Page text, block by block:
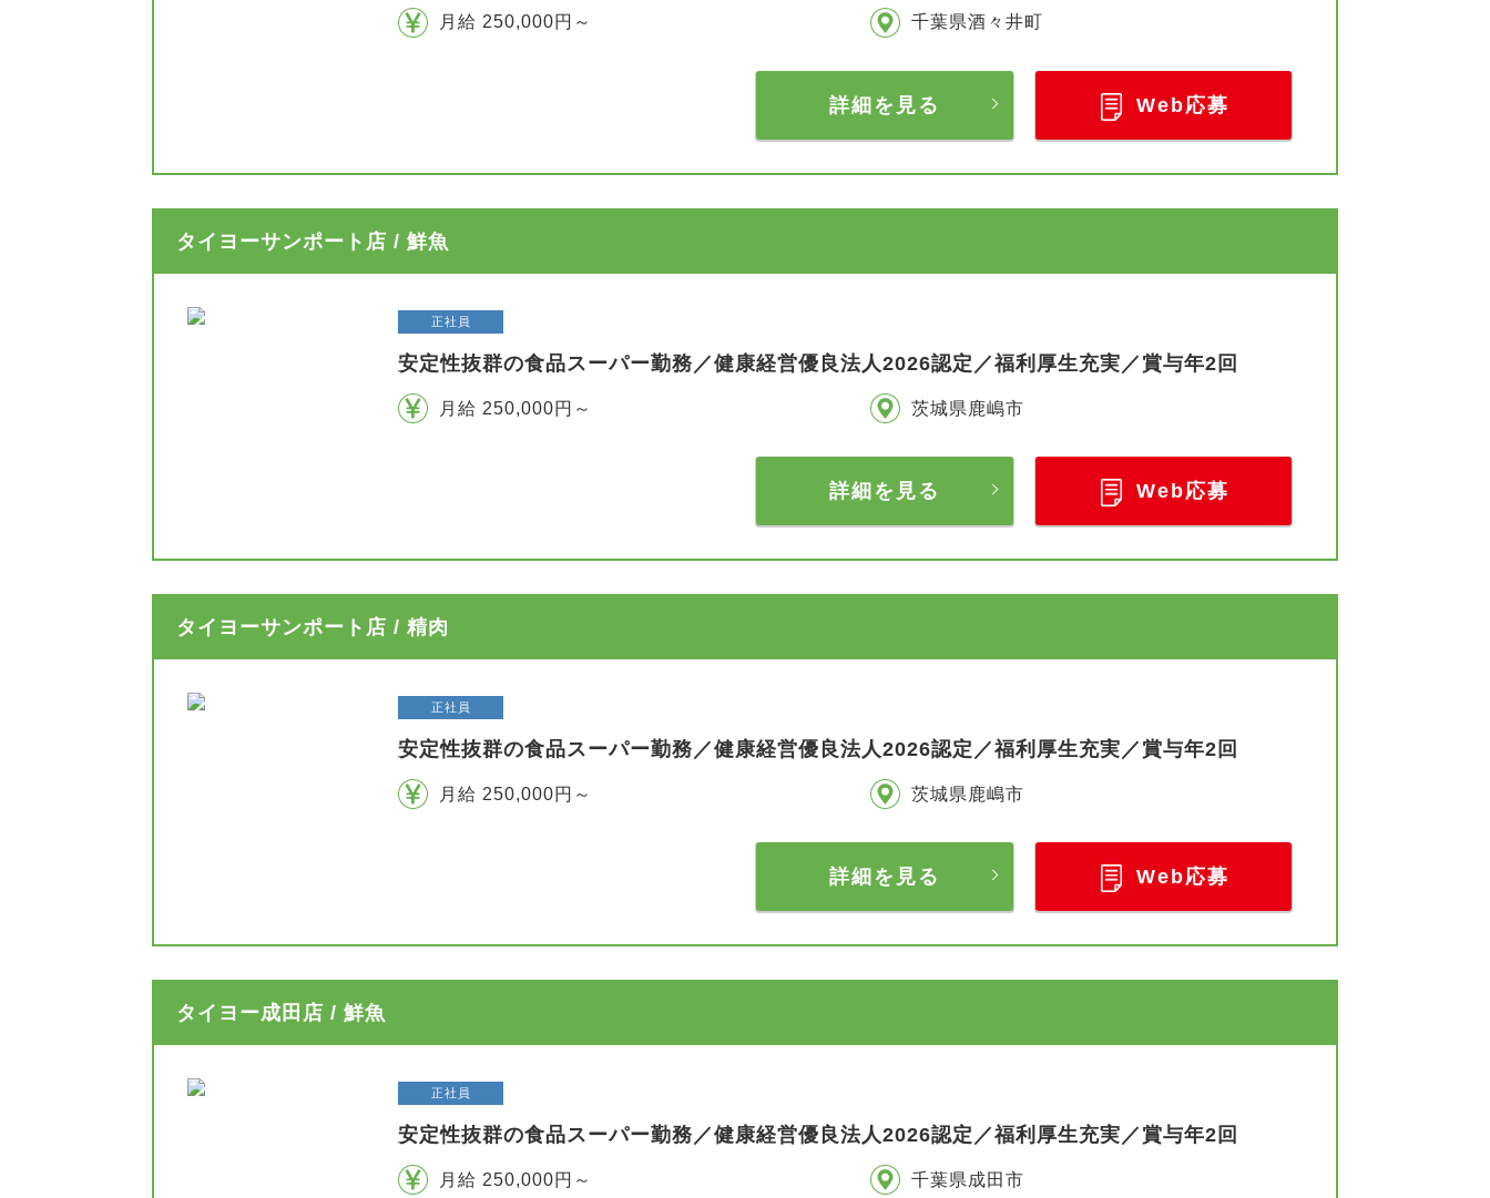
月給 250,000円～ 千葉県酒々井町
詳細を見る Web応募
タイヨーサンポート店 / 鮮魚
正社員
安定性抜群の食品スーパー勤務／健康経営優良法人2026認定／福利厚生充実／賞与年2回
月給 250,000円～ 茨城県鹿嶋市
詳細を見る Web応募
タイヨーサンポート店 / 精肉
正社員
安定性抜群の食品スーパー勤務／健康経営優良法人2026認定／福利厚生充実／賞与年2回
月給 250,000円～ 茨城県鹿嶋市
詳細を見る Web応募
タイヨー成田店 / 鮮魚
正社員
安定性抜群の食品スーパー勤務／健康経営優良法人2026認定／福利厚生充実／賞与年2回
月給 250,000円～ 千葉県成田市